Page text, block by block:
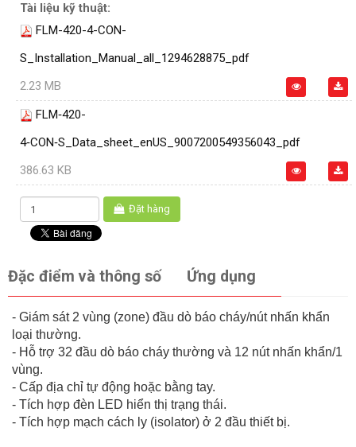
Tài liệu kỹ thuật:
FLM-420-4-CON-
S_Installation_Manual_all_1294628875_pdf
2.23 MB
FLM‑420-
4‑CON‑S_Data_sheet_enUS_9007200549356043_pdf
386.63 KB
Đặt hàng
Đặc điểm và thông số Ứng dụng
- Giám sát 2 vùng (zone) đầu dò báo cháy/nút nhấn khẩn
loại thường.
- Hỗ trợ 32 đầu dò báo cháy thường và 12 nút nhấn khẩn/1
vùng.
- Cấp địa chỉ tự động hoặc bằng tay.
- Tích hợp đèn LED hiển thị trạng thái.
- Tích hợp mạch cách ly (isolator) ở 2 đầu thiết bị.